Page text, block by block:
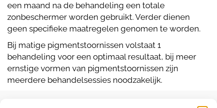
een maand na de behandeling een totale
zonbeschermer worden gebruikt. Verder dienen
geen specifieke maatregelen genomen te worden.
Bij matige pigmentstoornissen volstaat 1
behandeling voor een optimaal resultaat, bij meer
ernstige vormen van pigmentstoornissen zijn
meerdere behandelsessies noodzakelijk.